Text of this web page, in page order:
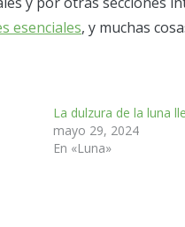
esenciales, y muchas
La dulzura de la luna
mayo 29, 2024
En «Luna»